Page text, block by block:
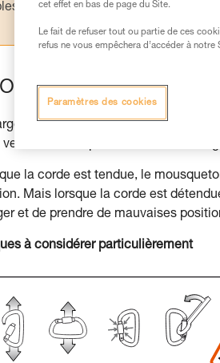
de techniques liées à votre
et
trou de connexion permet à
venir forcer en porte-à-faux sur la
la corde est tendue, le
Mais lorsque la corde est
et de prendre de mauvaises
à considérer particulièrement
cet effet en bas de page du Site.
Le fait de refuser tout ou partie de ces
refus ne vous empêchera d’accéder à notre
Paramètres des cookies